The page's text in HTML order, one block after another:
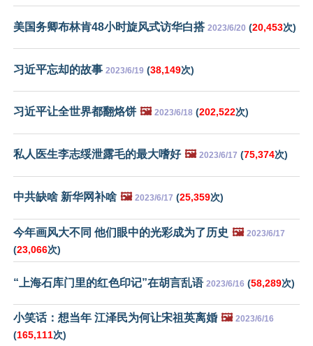
美国务卿布林肯48小时旋风式访华白搭 2023/6/20 (20,453次)
习近平忘却的故事 2023/6/19 (38,149次)
习近平让全世界都翻烙饼 🖼️ 2023/6/18 (202,522次)
私人医生李志绥泄露毛的最大嗜好 🖼️ 2023/6/17 (75,374次)
中共缺啥 新华网补啥 🖼️ 2023/6/17 (25,359次)
今年画风大不同 他们眼中的光彩成为了历史 🖼️ 2023/6/17
(23,066次)
“上海石库门里的红色印记”在胡言乱语 2023/6/16 (58,289次)
小笑话：想当年 江泽民为何让宋祖英离婚 🖼️ 2023/6/16
(165,111次)